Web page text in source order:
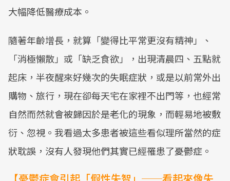
大幅降低醫療成本。
隨著年齡增長，就算「變得比平常更沒有精神」、
「消極懶散」或「缺乏食欲」，出現清晨四、五點就
起床，半夜醒來好幾次的失眠症狀，或是以前常外出
購物、旅行，現在卻每天宅在家裡不出門等，也經常
自然而然就會被歸因於是老化的現象，而輕易地被敷
衍、忽視。我看過太多患者被這些看似理所當然的症
狀耽誤，沒有人發現他們其實已經罹患了憂鬱症。